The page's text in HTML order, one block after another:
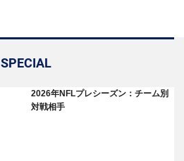
SPECIAL
2026年NFLプレシーズン：チーム別
対戦相手